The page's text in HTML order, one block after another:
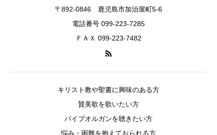
〒892-0846 鹿児島市加治屋町5-6
電話番号 099-223-7285
ＦＡＸ 099-223-7482
キリスト教や聖書に興味のある方
賛美歌を歌いたい方
パイプオルガンを聴きたい方
悩み・困難を抱えておられる方